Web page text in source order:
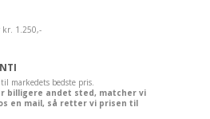
kr. 1.250,-
markedets bedste pris.
billigere andet sted, matcher vi
en mail, så retter vi prisen til